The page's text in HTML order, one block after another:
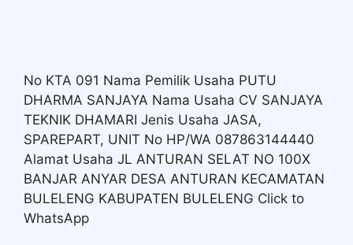
No KTA 091 Nama Pemilik Usaha PUTU
DHARMA SANJAYA Nama Usaha CV SANJAYA
TEKNIK DHAMARI Jenis Usaha JASA,
SPAREPART, UNIT No HP/WA 087863144440
Alamat Usaha JL ANTURAN SELAT NO 100X
BANJAR ANYAR DESA ANTURAN KECAMATAN
BULELENG KABUPATEN BULELENG Click to
WhatsApp